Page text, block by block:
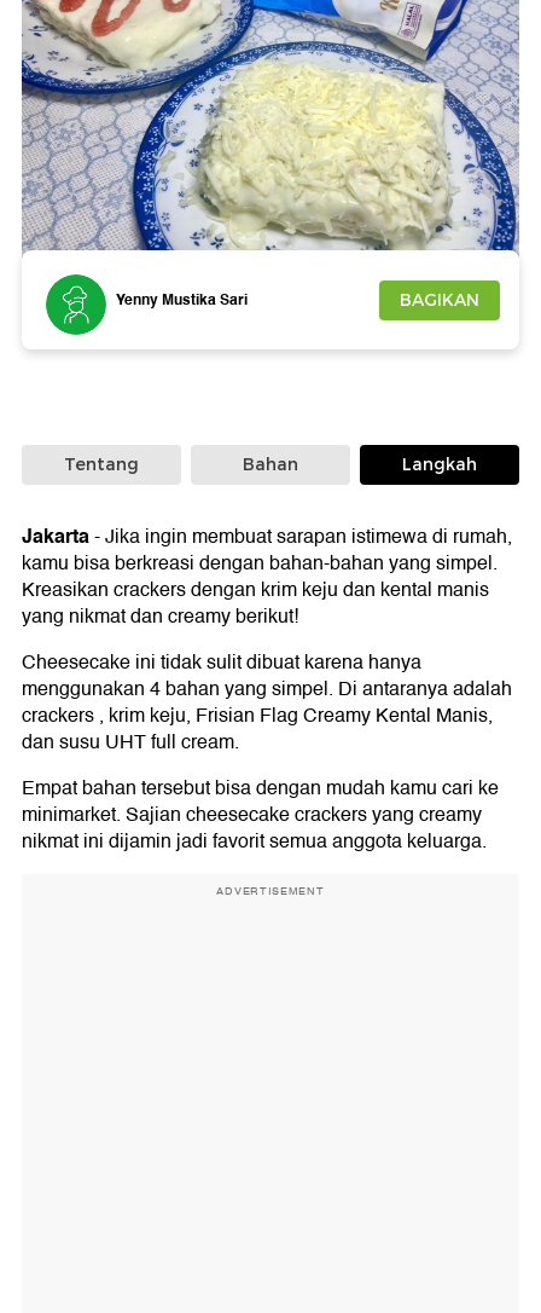
Foto: Yenny Mustika/detikcom
Yenny Mustika Sari BAGIKAN
Tentang Bahan Langkah
Jakarta-Jika ingin membuat sarapan istimewa di rumah,
kamu bisa berkreasi dengan bahan-bahan yang simpel.
Kreasikan crackers dengan krim keju dan kental manis
yang nikmat dan creamy berikut!
Cheesecake ini tidak sulit dibuat karena hanya
menggunakan 4 bahan yang simpel. Di antaranya adalah
crackers , krim keju, Frisian Flag Creamy Kental Manis,
dan susu UHT full cream.
Empat bahan tersebut bisa dengan mudah kamu cari ke
minimarket. Sajian cheesecake crackers yang creamy
nikmat ini dijamin jadi favorit semua anggota keluarga.
ADVERTISEMENT